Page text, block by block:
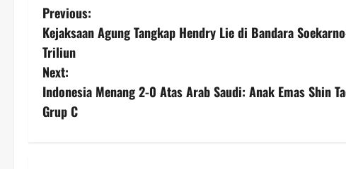
P
o
s
t
Previous:
Kejaksaan Agung Tangkap Hendry Lie di Bandara
Triliun
Next:
Indonesia Menang 2-0 Atas Arab Saudi: Anak Emas Shin
Grup C